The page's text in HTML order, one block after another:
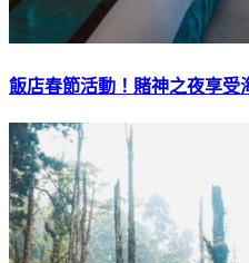
飯店春節活動！賭神之夜享